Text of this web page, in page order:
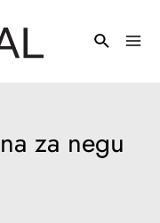
za negu